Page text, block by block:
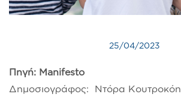
25/04/2023
Πηγή: Manifesto
Δημοσιογράφος: Ντόρα Κουτροκόη